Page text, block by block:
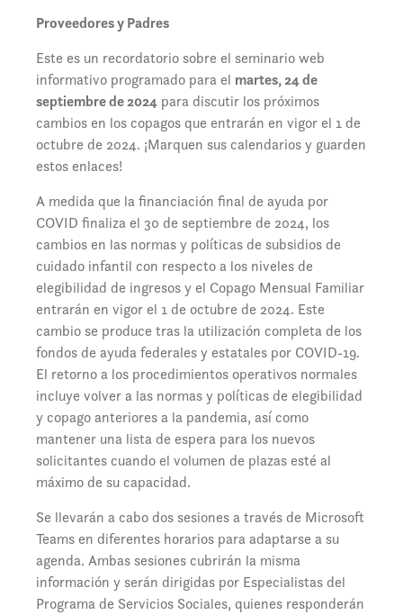
Proveedores y Padres
Este es un recordatorio sobre el seminario web
informativo programado para el martes, 24 de
septiembre de 2024 para discutir los próximos
cambios en los copagos que entrarán en vigor el 1 de
octubre de 2024. ¡Marquen sus calendarios y guarden
estos enlaces!
A medida que la financiación final de ayuda por
COVID finaliza el 30 de septiembre de 2024, los
cambios en las normas y políticas de subsidios de
cuidado infantil con respecto a los niveles de
elegibilidad de ingresos y el Copago Mensual Familiar
entrarán en vigor el 1 de octubre de 2024. Este
cambio se produce tras la utilización completa de los
fondos de ayuda federales y estatales por COVID-19.
El retorno a los procedimientos operativos normales
incluye volver a las normas y políticas de elegibilidad
y copago anteriores a la pandemia, así como
mantener una lista de espera para los nuevos
solicitantes cuando el volumen de plazas esté al
máximo de su capacidad.
Se llevarán a cabo dos sesiones a través de Microsoft
Teams en diferentes horarios para adaptarse a su
agenda. Ambas sesiones cubrirán la misma
información y serán dirigidas por Especialistas del
Programa de Servicios Sociales, quienes responderán